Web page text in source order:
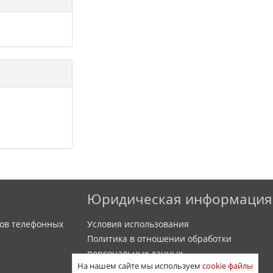
телефонных
Юридическая информация
Условия использования
Политика в отношении обработки
персональных данных
Политика обработки файлов cookie
На нашем сайте мы используем cookie файлы